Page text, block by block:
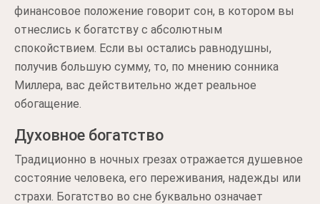
финансовое положение говорит сон, в котором вы
отнеслись к богатству с абсолютным
спокойствием. Если вы остались равнодушны,
получив большую сумму, то, по мнению сонника
Миллера, вас действительно ждет реальное
обогащение.
Духовное богатство
Традиционно в ночных грезах отражается душевное
состояние человека, его переживания, надежды или
страхи. Богатство во сне буквально означает